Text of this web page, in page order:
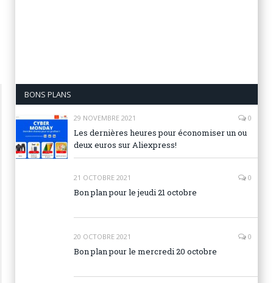
BONS PLANS
29 NOVEMBRE 2021 0
Les dernières heures pour économiser un ou
deux euros sur Aliexpress!
21 OCTOBRE 2021 0
Bon plan pour le jeudi 21 octobre
20 OCTOBRE 2021 0
Bon plan pour le mercredi 20 octobre